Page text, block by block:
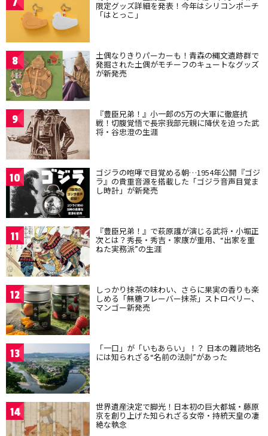
限定グッズ詳細を発表！今年はシリコンポーチ
「はとっこ」
8 土偶なりきりパーカーも！青森の縄文遺跡群で
発掘された土偶がモチーフのキュートなグッズ
が新発売
9 『豊臣兄弟！』小一郎の5万の大軍に徹底抗
戦！切腹覚悟で長宗我部元親に降伏を迫った武
将・谷忠澄の生涯
10 ゴジラの咆哮で目覚める朝…1954年公開『ゴジ
ラ』の貴重音源を搭載した「ゴジラ音声目覚ま
し時計」が新発売
11 『豊臣兄弟！』で萩原護が演じる武将・小堀正
次とは？秀長・秀吉・家康が重用、“出家を重
ねた実務派”の生涯
12 しっかり抹茶の味わい、さらに果実の香りも楽
しめる「無糖フレーバー抹茶」ストロベリー、
マンゴー新発売
13 「一口」が「いもあらい」！？ 日本の難読地名
には知られざる“名前の法則”があった
14 世界遺産決定で脚光！日本初の巨大都城・藤原
京を創り上げた知られざる女帝・持統天皇の凄
絶な執念